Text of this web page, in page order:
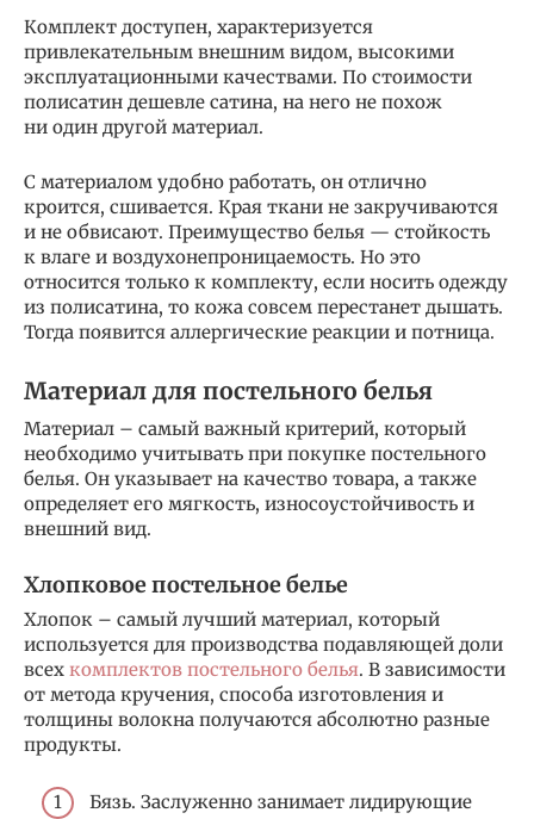
Комплект доступен, характеризуется
привлекательным внешним видом, высокими
эксплуатационными качествами. По стоимости
полисатин дешевле сатина, на него не похож
ни один другой материал.
С материалом удобно работать, он отлично
кроится, сшивается. Края ткани не закручиваются
и не обвисают. Преимущество белья — стойкость
к влаге и воздухонепроницаемость. Но это
относится только к комплекту, если носить одежду
из полисатина, то кожа совсем перестанет дышать.
Тогда появится аллергические реакции и потница.
Материал для постельного белья
Материал – самый важный критерий, который
необходимо учитывать при покупке постельного
белья. Он указывает на качество товара, а также
определяет его мягкость, износоустойчивость и
внешний вид.
Хлопковое постельное белье
Хлопок – самый лучший материал, который
используется для производства подавляющей доли
всех комплектов постельного белья. В зависимости
от метода кручения, способа изготовления и
толщины волокна получаются абсолютно разные
продукты.
Бязь. Заслуженно занимает лидирующие